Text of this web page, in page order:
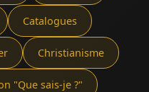
Catalogues
Christianisme
"Que sais-je ?"